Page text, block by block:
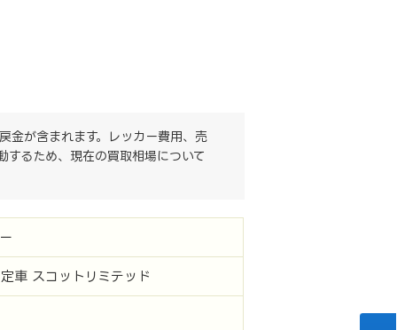
金が含まれます。レッカー費用、売
するため、現在の買取相場について
車 スコットリミテッド